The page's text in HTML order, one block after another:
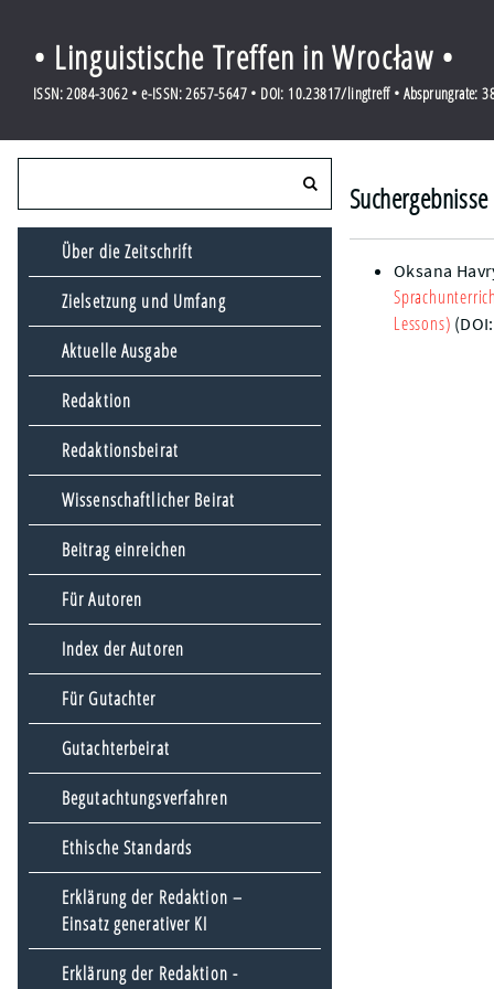
• Linguistische Treffen in Wrocław •
ISSN: 2084-3062 • e-ISSN: 2657-5647 • DOI: 10.23817/lingtreff • Absprungrate:
Über die Zeitschrift
Zielsetzung und Umfang
Aktuelle Ausgabe
Redaktion
Redaktionsbeirat
Wissenschaftlicher Beirat
Beitrag einreichen
Für Autoren
Index der Autoren
Für Gutachter
Gutachterbeirat
Begutachtungsverfahren
Ethische Standards
Erklärung der Redaktion –
Einsatz generativer KI
Erklärung der Redaktion -
Oksana
Lessons)